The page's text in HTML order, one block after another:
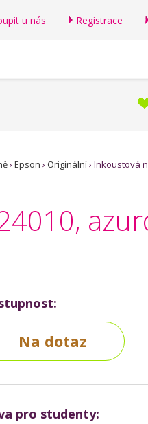
u nás Registrace
› Epson › Originální› Inkoustová
Na dotaz
pro studenty: